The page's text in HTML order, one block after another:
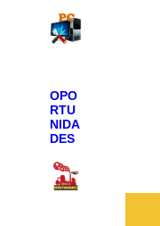
OPO
RTU
NIDA
DES